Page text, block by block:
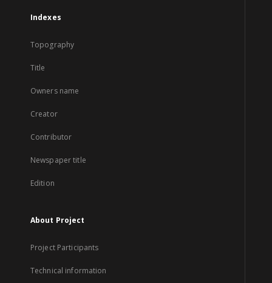
Indexes
Topography
Title
Owners name
Creator
Contributor
Newspaper title
Edition
About Project
Project Participants
Technical information